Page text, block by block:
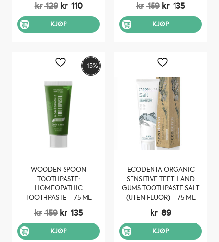
kr129 Opprinnelig
var:
kr 129.
kr 110Nåværende
kr 110.
KJØP
kr159 Opprinnelig
var:
kr 159.
kr 135
kr 135.
KJØP
-15%
WOODEN SPOON
TOOTHPASTE:
HOMEOPATHIC
TOOTHPASTE – 75 ML
kr159 Opprinnelig
var:
kr 159.
kr 135Nåværende
kr 135.
KJØP
ECODENTA ORGANIC
SENSITIVE TEETH AND
GUMS TOOTHPASTE SALT
(UTEN FLUOR) – 75 ML
kr 89
KJØP